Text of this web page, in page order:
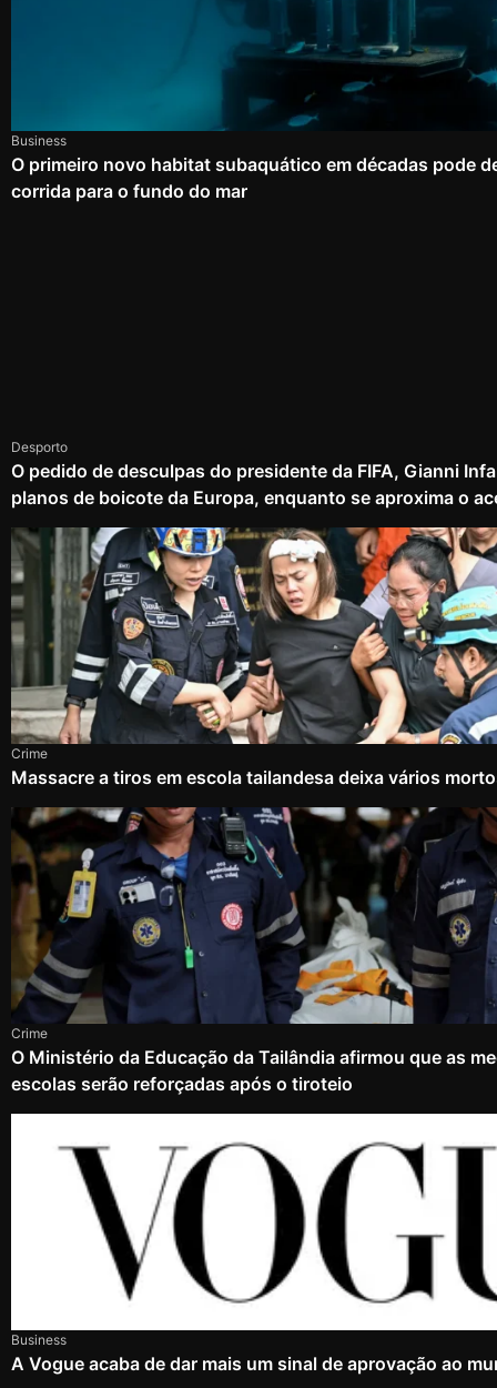
Business
O primeiro novo habitat subaquático em décadas pode
corrida para o fundo do mar
Desporto
O pedido de desculpas do presidente da FIFA, Gianni
planos de boicote da Europa, enquanto se aproxima o
Crime
Massacre a tiros em escola tailandesa deixa vários
Crime
O Ministério da Educação da Tailândia afirmou que as
escolas serão reforçadas após o tiroteio
Business
A Vogue acaba de dar mais um sinal de aprovação ao